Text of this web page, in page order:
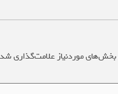
بخش‌های موردنیاز علامت‌گذاری